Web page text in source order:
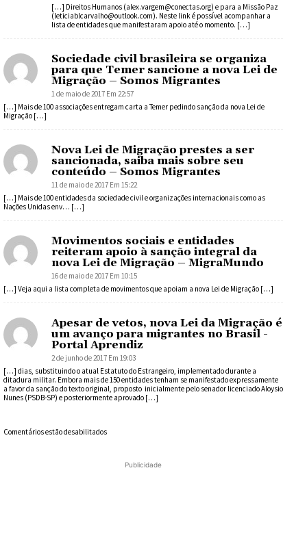
[…] Direitos Humanos (alex.vargem@conectas.org) e para a Missão Paz
(leticiablcarvalho@outlook.com). Neste link é possível acompanhar a
lista de entidades que manifestaram apoio até o momento. […]
Sociedade civil brasileira se organiza
para que Temer sancione a nova Lei de
Migração – Somos Migrantes
1 de maio de 2017 Em 22:57
[…] Mais de 100 associações entregam carta a Temer pedindo sanção da nova Lei de
Migração […]
Nova Lei de Migração prestes a ser
sancionada, saiba mais sobre seu
conteúdo – Somos Migrantes
11 de maio de 2017 Em 15:22
[…] Mais de 100 entidades da sociedade civil e organizações internacionais como as
Nações Unidas env… […]
Movimentos sociais e entidades
reiteram apoio à sanção integral da
nova Lei de Migração – MigraMundo
16 de maio de 2017 Em 10:15
[…] Veja aqui a lista completa de movimentos que apoiam a nova Lei de Migração […]
Apesar de vetos, nova Lei da Migração é
um avanço para migrantes no Brasil -
Portal Aprendiz
2 de junho de 2017 Em 19:03
[…] dias, substituindo o atual Estatuto do Estrangeiro, implementado durante a
ditadura militar. Embora mais de 150 entidades tenham se manifestado expressamente
a favor da sanção do texto original, proposto inicialmente pelo senador licenciado Aloysio
Nunes (PSDB-SP) e posteriormente aprovado […]
Comentários estão desabilitados
Publicidade